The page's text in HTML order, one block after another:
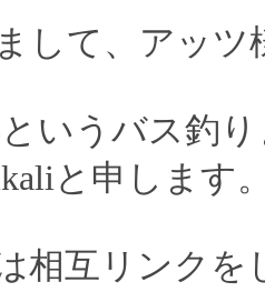
して、アッツ
というバス釣
と申します
相互リンクを